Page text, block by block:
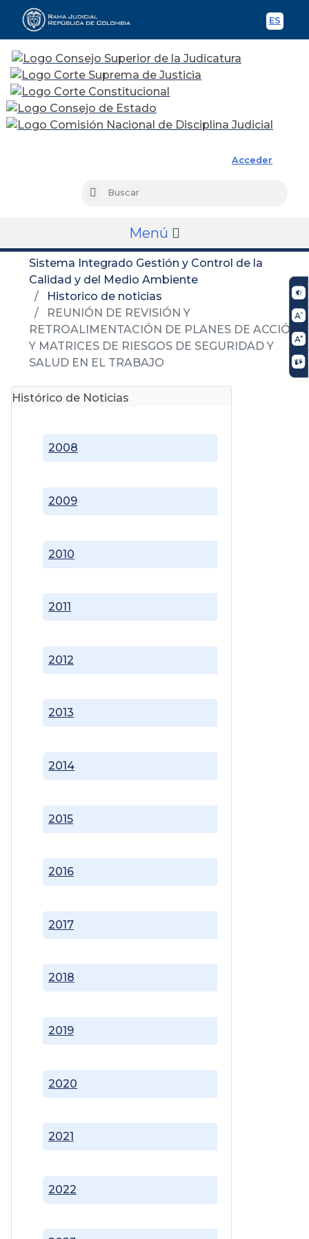
ES
Acceder
Buscar
Menú
Sistema Integrado Gestión y Control de la
Calidad y del Medio Ambiente
Historico de noticias
REUNIÓN DE REVISIÓN Y
RETROALIMENTACIÓN DE PLANES DE ACCIÓN
Y MATRICES DE RIESGOS DE SEGURIDAD Y
SALUD EN EL TRABAJO
Histórico de Noticias
2008
2009
2010
2011
2012
2013
2014
2015
2016
2017
2018
2019
2020
2021
2022